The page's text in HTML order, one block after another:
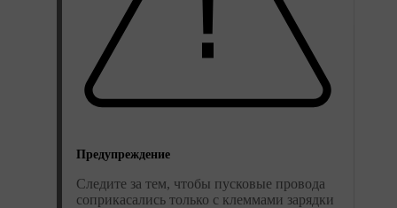
Предупреждение
Следите за тем, чтобы пусковые провода
соприкасались только с клеммами зарядки